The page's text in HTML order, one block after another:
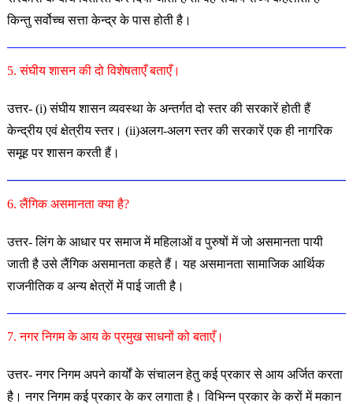
किन्तु सर्वोच्च सत्ता केन्द्र के पास होती है।
5. संघीय शासन की दो विशेषताएँ बताएँ।
उत्तर- (i) संघीय शासन व्यवस्था के अन्तर्गत दो स्तर की सरकारें होती हैं
केन्द्रीय एवं क्षेत्रीय स्तर। (ii)अलग-अलग स्तर की सरकारें एक ही नागरिक
समूह पर शासन करती हैं।
6. लैंगिक असमानता क्या है?
उत्तर- लिंग के आधार पर समाज में महिलाओं व पुरुषों में जो असमानता पायी
जाती है उसे लैंगिक असमानता कहते हैं। यह असमानता सामाजिक आर्थिक
राजनीतिक व अन्य क्षेत्रों में पाई जाती है।
7. नगर निगम के आय के प्रमुख साधनों को बताएँ।
उत्तर- नगर निगम अपने कार्यों के संचालन हेतु कई प्रकार से आय अर्जित करता
है। नगर निगम कई प्रकार के कर लगाता है। विभिन्न प्रकार के करों में मकान